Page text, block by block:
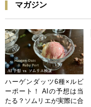
マガジン
ハーゲンダッツ6種×ルビ
ーポート！ AIの予想は当
たる？ソムリエが実際に合